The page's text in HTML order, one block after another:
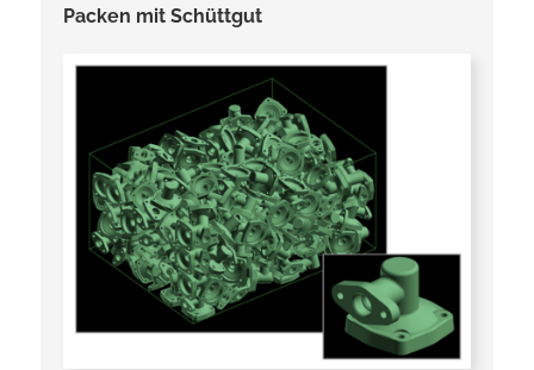
Packen mit Schüttgut